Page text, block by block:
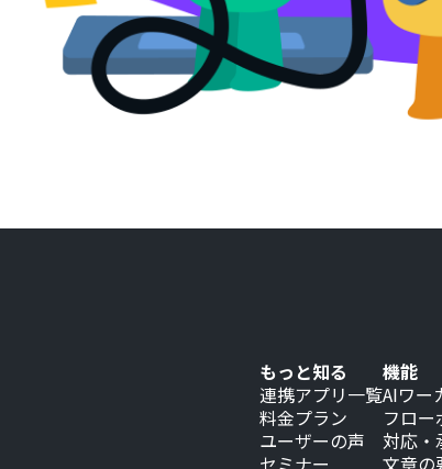
もっと知る
連携アプリ一覧
料金プラン
ユーザーの声
セミナー
機能
AIワー
フロー
対応・
文章の